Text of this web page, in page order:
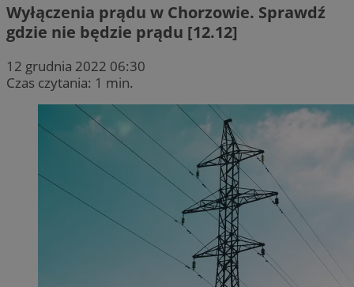
Wyłączenia prądu w Chorzowie. Sprawdź
gdzie nie będzie prądu [12.12]
12 grudnia 2022 06:30
Czas czytania: 1 min.